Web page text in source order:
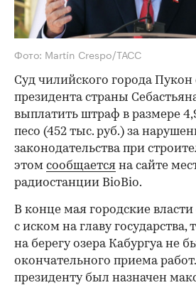
Фото: Martín Crespo/ТАСС
Суд чилийского города Пукон
президента страны
выплатить штраф в размере
песо (452 тыс. руб.) за
законодательства при
этом сообщается на сайте
радиостанции BioBio.
В конце мая городские власти
с иском на главу государства,
на берегу озера Кабургуа не
окончательного приема
президенту был назначен